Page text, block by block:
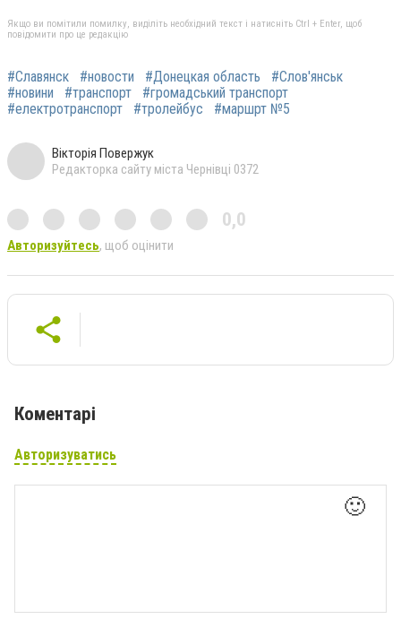
Якщо ви помітили помилку, виділіть необхідний текст і натисніть Ctrl + Enter, щоб
повідомити про це редакцію
#Славянск #новости #Донецкая область
#Слов'янськ
#новини
#транспорт
#громадський транспорт
#електротранспорт
#тролейбус #маршрт №5
Вікторія Повержук
Редакторка сайту міста Чернівці 0372
0,0
Авторизуйтесь, щоб оцінити
Коментарі
Авторизуватись
🙂